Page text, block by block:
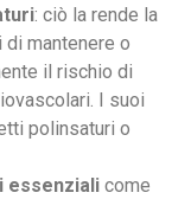
: ciò la rende la
mantenere o
il rischio di
I suoi
polinsaturi o
essenziali come